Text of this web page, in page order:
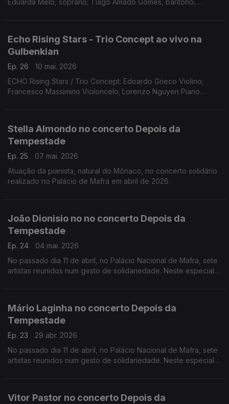
Eduarda Melo, soprano; Tiago Amado Gomes, barítono;
Echo Rising Stars - Trio Concept ao vivo na
Gulbenkian
Ep. 26
10 mai. 2026
ECHO Rising Stars / Trio Concept: Edoardo Grieco Violino;
Francesco Massimino Violoncelo; Lorenzo Nguyen Piano
Stella Almondo no concerto Depois da
Tempestade
Ep. 25
07 mai. 2026
Atuação da pianista, natural do Mónaco, no concerto solidário
realizado no Palácio de Mafra em abril de 2026
João Dionisio no no concerto Depois da
Tempestade
Ep. 24
04 mai. 2026
No passado dia 11 de abril, no Palácio Nacional de Mafra, sete
artistas reunidos num gesto de solidariedade. Neste especial
Mário Laginha no concerto Depois da
Tempestade
Ep. 23
29 abr. 2026
No passado dia 11 de abril, no Palácio Nacional de Mafra, sete
artistas reunidos num gesto de solidariedade. Neste especial
Vitor Pastor no concerto Depois da